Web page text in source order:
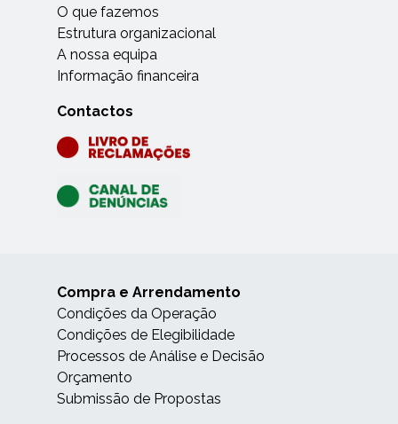
O que fazemos
Estrutura organizacional
A nossa equipa
Informação financeira
Contactos
Compra e Arrendamento
Condições da Operação
Condições de Elegibilidade
Processos de Análise e Decisão
Orçamento
Submissão de Propostas